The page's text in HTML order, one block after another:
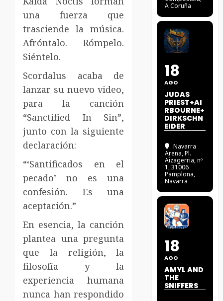
una fuerza que
trasciende la música.
Afróntalo. Rómpelo.
Siéntelo.
Scordalus acaba de
lanzar su nuevo video,
para la canción
“Sanctified In Sin”,
junto con la siguiente
declaración:
“‘Santificados en el
pecado’ no es una
confesión. Es una
aceptación.”
En esencia, la canción
plantea una pregunta
que la religión, la
filosofía y la
experiencia humana
nunca han respondido
A Coruña
18
AGO
JUDAS
PRIEST+AI
RBOURNE+
DIRKSCHN
EIDER
Navarra
Arena, Pl.
Aizagerria, nº
1, 31006
Pamplona,
Navarra
18
AGO
AMYL AND
THE
SNIFFERS